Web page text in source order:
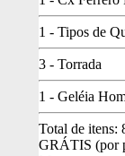
1 - Tipos de
3 - Torrada
1 - Geléia
Total de itens:
GRÁTIS (por